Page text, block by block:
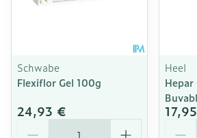
Schwabe
Flexiflor Gel 100g
24,93 €
Heel